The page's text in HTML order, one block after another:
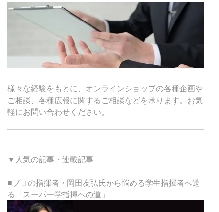
様々な経験をもとに、オンラインショップの各種企画や
ご相談、各種広報に関するご相談などを承ります。お気
軽にお問い合わせください。
▼人気の記事・連載記事
■プロの指揮者・岡田友弘氏から悩める学生指揮者へ送
る「スーパー学指揮への道」